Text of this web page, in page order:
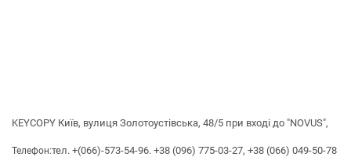
KEYCOPY Київ, вулиця Золотоустівська, 48/5 при вході до "NOVUS",
Телефон:тел. +(066)-573-54-96. +38 (096) 775-03-27, +38 (066) 049-50-78